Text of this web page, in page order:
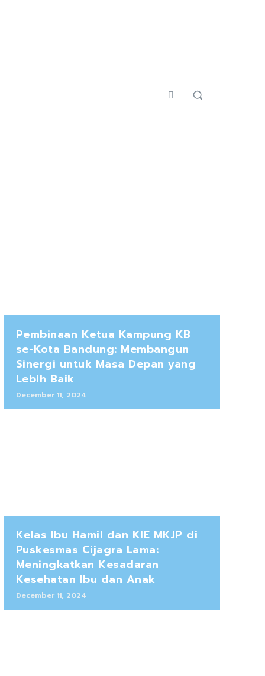
Pembinaan Ketua Kampung KB
se-Kota Bandung: Membangun
Sinergi untuk Masa Depan yang
Lebih Baik
December 11, 2024
Kelas Ibu Hamil dan KIE MKJP di
Puskesmas Cijagra Lama:
Meningkatkan Kesadaran
Kesehatan Ibu dan Anak
December 11, 2024